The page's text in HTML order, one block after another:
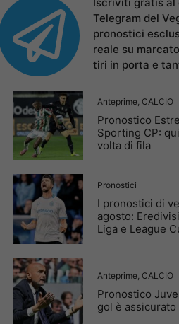
Telegram del
pronostici
reale su
tiri in porta e
Anteprime, CALCIO
Pronostico
Sporting CP:
volta di fila
Pronostici
I pronostici di
agosto:
Liga e League
Anteprime, CALCIO
Pronostico
gol è assicurato